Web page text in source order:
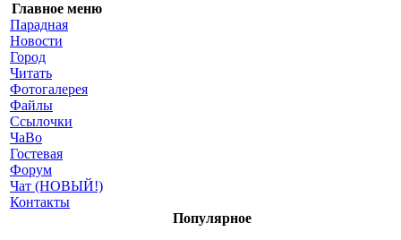
Главное меню
Парадная
Новости
Город
Читать
Фотогалерея
Файлы
Ссылочки
ЧаВо
Гостевая
Форум
Чат (НОВЫЙ!)
Контакты
Популярное